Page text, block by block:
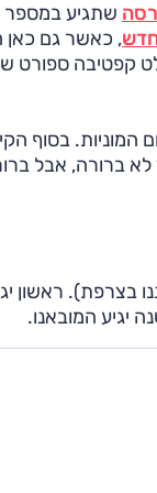
שתגיע במספר
, כאשר גם כאן
קפטיבה ספורט
המוניות. בסוף
ברורה, אבל
בצרפת). ראשון
יגיע המובאנו.